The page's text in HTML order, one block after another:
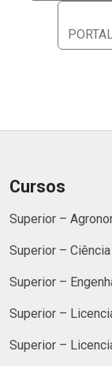
Cursos
Superior –
Superior –
Superior –
Superior –
Superior –